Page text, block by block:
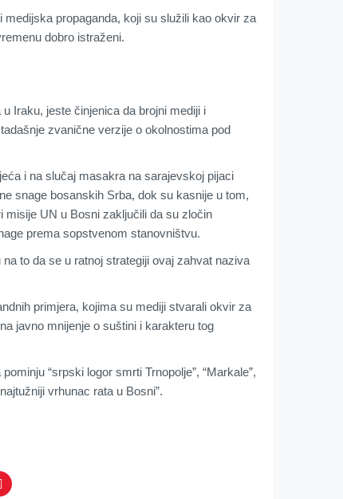
propaganda, koji su služili kao okvir za
dobro istraženi.
Iraku, jeste činjenica da brojni mediji i
zvanične verzije o okolnostima pod
i na slučaj masakra na sarajevskoj pijaci
snage bosanskih Srba, dok su kasnije u tom,
misije UN u Bosni zaključili da su zločin
prema sopstvenom stanovništvu.
to da se u ratnoj strategiji ovaj zahvat naziva
primjera, kojima su mediji stvarali okvir za
javno mnijenje o suštini i karakteru tog
“srpski logor smrti Trnopolje”, “Markale”,
vrhunac rata u Bosni”.